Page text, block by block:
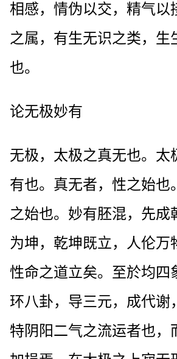
相感，情伪以交，精气以
之属，有生无识之类，生
也。
论无极妙有
无极，太极之真无也。太
有也。真无者，性之始也
之始也。妙有胚混，先成
为坤，乾坤既立，人伦万
性命之道立矣。至於均四
环八卦，导三元，成代谢
特阴阳二气之流运者也，